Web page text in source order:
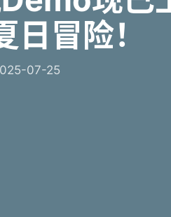
日冒险！
07-25